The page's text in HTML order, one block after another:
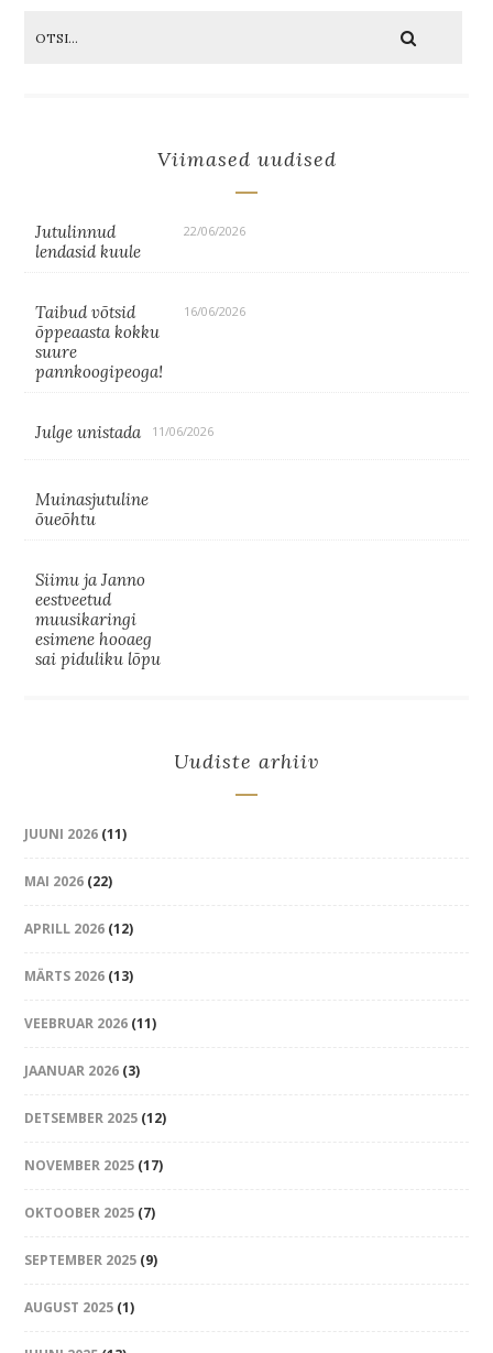
Viimased uudised
Jutulinnud
lendasid kuule
22/06/2026
Taibud võtsid
õppeaasta kokku
suure
pannkoogipeoga!
16/06/2026
Julge unistada 11/06/2026
Muinasjutuline
õueõhtu
Siimu ja Janno
eestveetud
muusikaringi
esimene hooaeg
sai piduliku lõpu
Uudiste arhiiv
JUUNI 2026 (11)
MAI 2026 (22)
APRILL 2026 (12)
MÄRTS 2026 (13)
VEEBRUAR 2026 (11)
JAANUAR 2026 (3)
DETSEMBER 2025 (12)
NOVEMBER 2025 (17)
OKTOOBER 2025 (7)
SEPTEMBER 2025 (9)
AUGUST 2025 (1)